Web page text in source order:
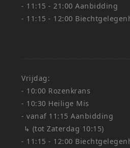
- 11:15 - 21:00 Aanbidding
- 11:15 - 12:00
Vrijdag:
- 10:00 Rozenkrans
- 10:30 Heilige Mis
- vanaf 11:15 Aanbidding
↳ (tot Zaterdag 10:15)
- 11:15 - 12:00